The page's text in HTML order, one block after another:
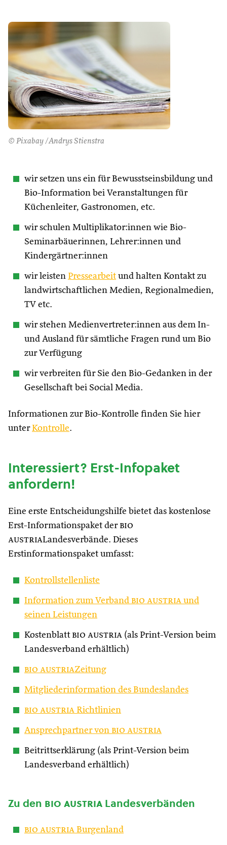
© Pixabay /Andrys Stienstra
wir setzen uns ein für Bewusstseinsbildung und
Bio-Information bei Veranstaltungen für
Küchenleiter, Gastronomen, etc.
wir schulen Multiplikator:innen wie Bio-
Seminarbäuerinnen, Lehrer:innen und
Kindergärtner:innen
wir leisten Pressearbeit und halten Kontakt zu
landwirtschaftlichen Medien, Regionalmedien,
TV etc.
wir stehen Medienvertreter:innen aus dem In-
und Ausland für sämtliche Fragen rund um Bio
zur Verfügung
wir verbreiten für Sie den Bio-Gedanken in der
Gesellschaft bei Social Media.
Informationen zur Bio-Kontrolle finden Sie hier
unterKontrolle.
Interessiert? Erst-Infopaket
anfordern!
Eine erste Entscheidungshilfe bietet das kostenlose
Erst-Informationspaket der bio
austriaLandesverbände. Dieses
Erstinformationspaket umfasst:
Kontrollstellenliste
Information zum Verband bio austria und
seinen Leistungen
Kostenblatt bio austria (als Print-Version beim
Landesverband erhältlich)
bio austriaZeitung
Mitgliederinformation des Bundeslandes
bio austria Richtlinien
Ansprechpartner von bio austria
Beitrittserklärung (als Print-Version beim
Landesverband erhältlich)
Zu den bio austria Landesverbänden
bio austria Burgenland